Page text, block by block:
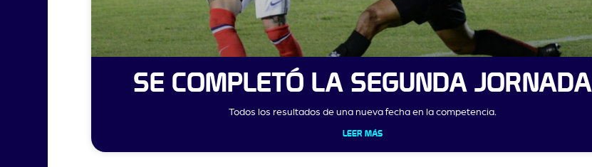
SE COMPLETÓ LA SEGUNDA JORNADA
Todos los resultados de una nueva fecha en la competencia.
LEER MÁS